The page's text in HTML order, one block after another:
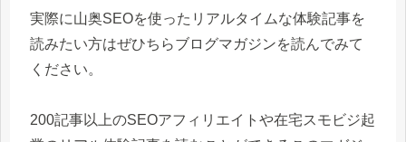
実際に山奥SEOを使ったリアルタイムな体験記事を
読みたい方はぜひちらブログマガジンを読んでみて
ください。
200記事以上のSEOアフィリエイトや在宅スモビジ起